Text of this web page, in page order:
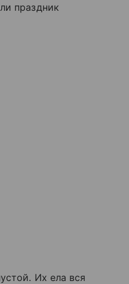
праздник
Их ела вся